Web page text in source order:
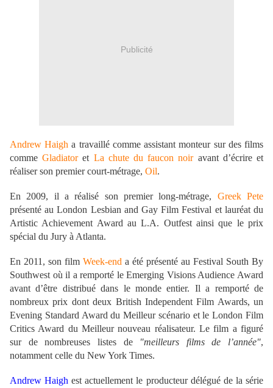
Publicité
Andrew Haigh a travaillé comme assistant monteur sur des films
commeGladiatoret La chute du faucon noiravant d’écrire et
réaliser son premier court-métrage, Oil.
En 2009, il a réalisé son premier long-métrage, Greek Pete
présenté au London Lesbian and Gay Film Festival et lauréat du
Artistic Achievement Award au L.A. Outfest ainsi que le prix
spécial du Jury à Atlanta.
En 2011, son film Week-end a été présenté au Festival South By
Southwest où il a remporté le Emerging Visions Audience Award
avant d’être distribué dans le monde entier. Il a remporté de
nombreux prix dont deux British Independent Film Awards, un
Evening Standard Award du Meilleur scénario et le London Film
Critics Award du Meilleur nouveau réalisateur. Le film a figuré
sur de nombreuses listes de
"meilleurs films de l’année",
notamment celle du New York Times.
Andrew Haigh est actuellement le producteur délégué de la série